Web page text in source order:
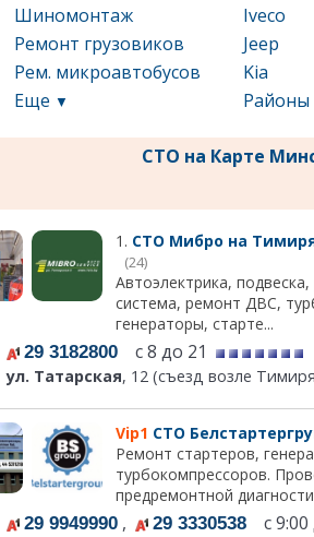
Шиномонтаж
Ремонт грузовиков
Рем. микроавтобусов
Еще ▼
Iveco
Jeep
Kia
Районы
СТО на Карте
1. СТО Мибро на
(24)
Автоэлектрика,
система, ремонт ДВС,
генераторы, старте...
29 3182800 с 8 до 21
ул. Татарская, 12 (съезд возле
Vip1 СТО
Ремонт стартеров,
турбокомпрессоров.
предремонтной
29 9949990 , 29 3330538 с 9:00